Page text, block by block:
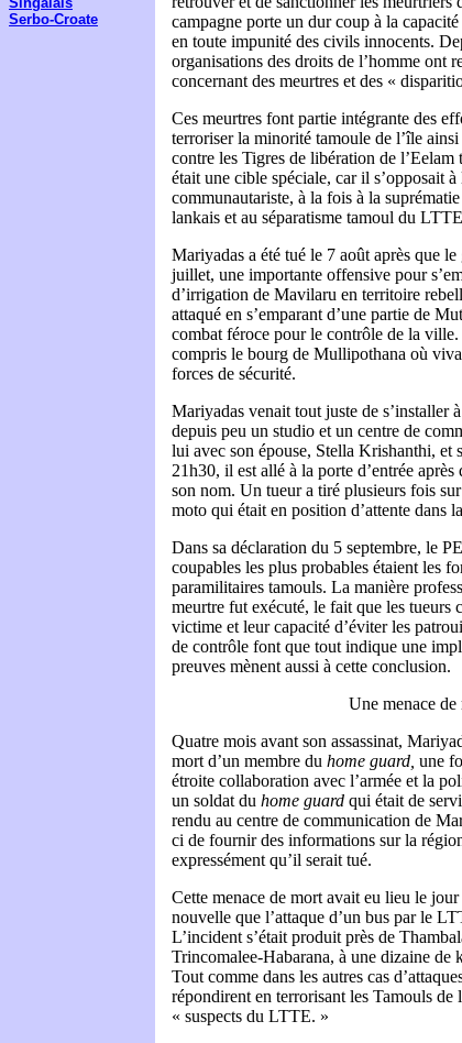
Serbo-Croate
campagne porte un dur coup à la
en toute impunité des civils innocents.
organisations des droits de l’homme ont
concernant des meurtres et des «
Ces meurtres font partie intégrante des
terroriser la minorité tamoule de l’île
contre les Tigres de libération de
était une cible spéciale, car il s’opposait
communautariste, à la fois à la
lankais et au séparatisme tamoul du
Mariyadas a été tué le 7 août après que
juillet, une importante offensive pour
d’irrigation de Mavilaru en territoire
attaqué en s’emparant d’une partie de
combat féroce pour le contrôle de la
compris le bourg de Mullipothana où
forces de sécurité.
Mariyadas venait tout juste de s’installer
depuis peu un studio et un centre de
lui avec son épouse, Stella Krishanthi, et
21h30, il est allé à la porte d’entrée
son nom. Un tueur a tiré plusieurs fois
moto qui était en position d’attente dans
Dans sa déclaration du 5 septembre, le
coupables les plus probables étaient les
paramilitaires tamouls. La manière
meurtre fut exécuté, le fait que les tueurs
victime et leur capacité d’éviter les
de contrôle font que tout indique une
preuves mènent aussi à cette conclusion.
Une menace de
Quatre mois avant son assassinat,
mort d’un membre du home guard, une
étroite collaboration avec l’armée et la
un soldat du home guard qui était de
rendu au centre de communication de
ci de fournir des informations sur la
expressément qu’il serait tué.
Cette menace de mort avait eu lieu le
nouvelle que l’attaque d’un bus par le
L’incident s’était produit près de
Trincomalee-Habarana, à une dizaine de
Tout comme dans les autres cas
répondirent en terrorisant les Tamouls de
« suspects du LTTE. »